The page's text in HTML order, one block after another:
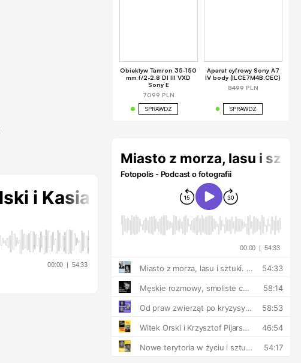
Obiektyw Tamron 35-150
mm f/2-2.8 DI III VXD
Sony E
7099 PLN
SPRAWDŹ
Aparat cyfrowy Sony A7
IV body (ILCE7M4B.CEC)
8499 PLN
SPRAWDŹ